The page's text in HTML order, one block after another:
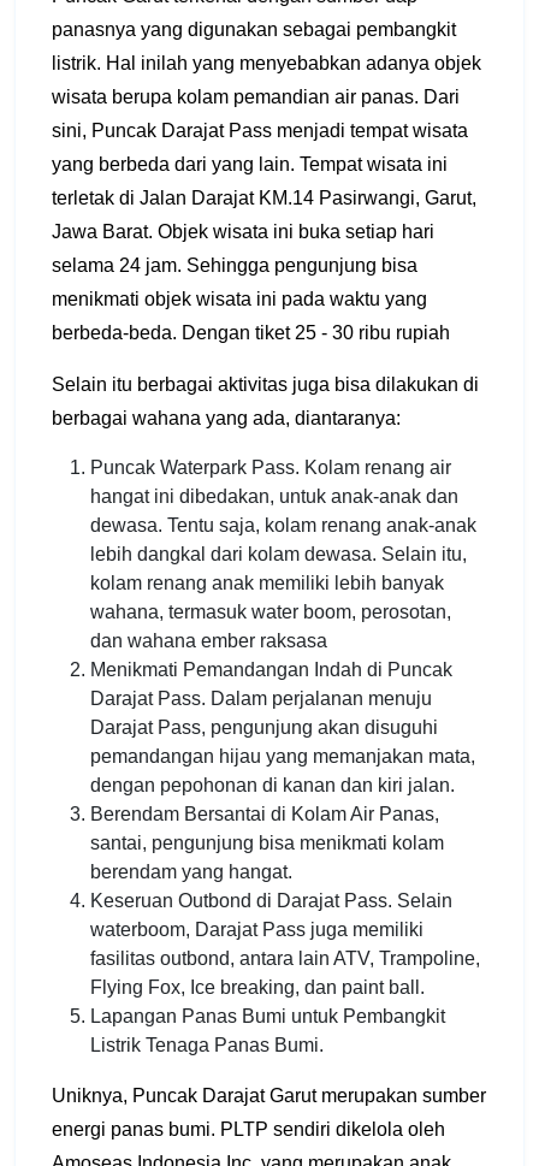
panasnya yang digunakan sebagai pembangkit
listrik. Hal inilah yang menyebabkan adanya objek
wisata berupa kolam pemandian air panas. Dari
sini, Puncak Darajat Pass menjadi tempat wisata
yang berbeda dari yang lain. Tempat wisata ini
terletak di Jalan Darajat KM.14 Pasirwangi, Garut,
Jawa Barat. Objek wisata ini buka setiap hari
selama 24 jam. Sehingga pengunjung bisa
menikmati objek wisata ini pada waktu yang
berbeda-beda. Dengan tiket 25 - 30 ribu rupiah
Selain itu berbagai aktivitas juga bisa dilakukan di
berbagai wahana yang ada, diantaranya:
Puncak Waterpark Pass. Kolam renang air
hangat ini dibedakan, untuk anak-anak dan
dewasa. Tentu saja, kolam renang anak-anak
lebih dangkal dari kolam dewasa. Selain itu,
kolam renang anak memiliki lebih banyak
wahana, termasuk water boom, perosotan,
dan wahana ember raksasa
Menikmati Pemandangan Indah di Puncak
Darajat Pass. Dalam perjalanan menuju
Darajat Pass, pengunjung akan disuguhi
pemandangan hijau yang memanjakan mata,
dengan pepohonan di kanan dan kiri jalan.
Berendam Bersantai di Kolam Air Panas,
santai, pengunjung bisa menikmati kolam
berendam yang hangat.
Keseruan Outbond di Darajat Pass. Selain
waterboom, Darajat Pass juga memiliki
fasilitas outbond, antara lain ATV, Trampoline,
Flying Fox, Ice breaking, dan paint ball.
Lapangan Panas Bumi untuk Pembangkit
Listrik Tenaga Panas Bumi.
Uniknya, Puncak Darajat Garut merupakan sumber
energi panas bumi. PLTP sendiri dikelola oleh